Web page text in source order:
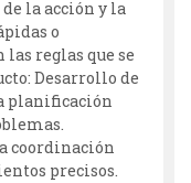
la acción y la
o
reglas que se
Desarrollo de
planificación
coordinación
precisos.